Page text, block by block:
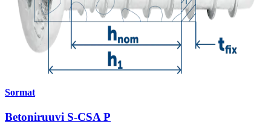
Sormat
Betoniruuvi S-CSA P